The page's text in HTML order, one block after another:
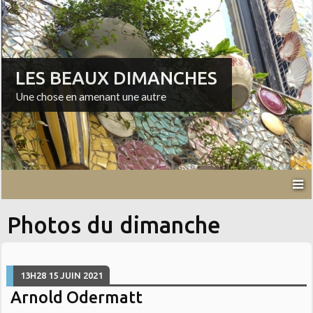
LES BEAUX DIMANCHES
Une chose en amenant une autre
Photos du dimanche
13H28 15 JUIN 2021
Arnold Odermatt